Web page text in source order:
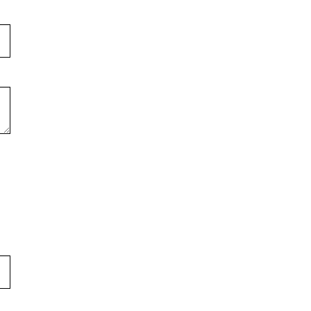
mm Reach, 124 mm Drop, 35 cm
Reach, 124 mm Drop, 37 cm